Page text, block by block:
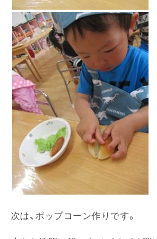
次は、ポップコーン作りです。